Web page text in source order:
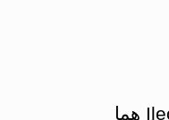
تفميم القولون Colostomy و تفميم اللفائفي Ileostomy هما